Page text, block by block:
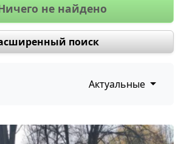
не найдено
поиск
Актуальные